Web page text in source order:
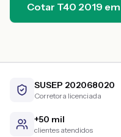
Cotar T40 2019 em
SUSEP 202068020
Corretora licenciada
+50 mil
clientes atendidos